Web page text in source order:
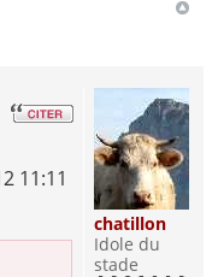
11:11
chatillon
Idole du
stade